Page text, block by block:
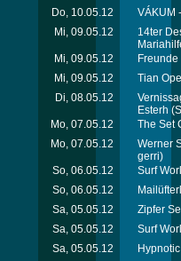
Do, 10.05.12
VÁKUM
Mi, 09.05.12
14ter
Mi, 09.05.12
Mi, 09.05.12
Tian
Di, 08.05.12
Esterh
Mo, 07.05.12
The Set
Mo, 07.05.12
Werner
gerri)
So, 06.05.12
Surf
So, 06.05.12
Sa, 05.05.12
Zipfer
Sa, 05.05.12
Surf
Sa, 05.05.12